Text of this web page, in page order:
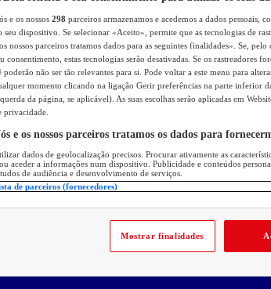
e os nossos 298 parceiros armazenamos e acedemos a dados pessoais,
seu dispositivo. Se selecionar «Aceito», permite que as tecnologias de
nossos parceiros tratamos dados para as seguintes finalidades». Se,
consentimento, estas tecnologias serão desativadas. Se os rastreadores
poderão não ser tão relevantes para si. Pode voltar a este menu para
momento clicando na ligação Gerir preferências na parte inferior
da página, se aplicável). As suas escolhas serão aplicadas em
privacidade.
e os nossos parceiros tratamos os dados para
dados de geolocalização precisos. Procurar ativamente as
aceder a informações num dispositivo. Publicidade e conteúdos
de audiência e desenvolvimento de serviços.
de parceiros (fornecedores)
Mostrar finalidades